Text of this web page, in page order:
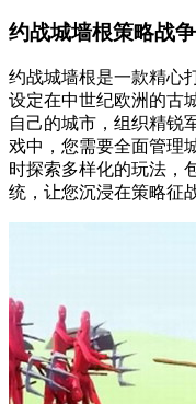
约战城墙根策略战
约战城墙根是一款精心
设定在中世纪欧洲的古
自己的城市，组织精锐
戏中，您需要全面管理
时探索多样化的玩法，
统，让您沉浸在策略征